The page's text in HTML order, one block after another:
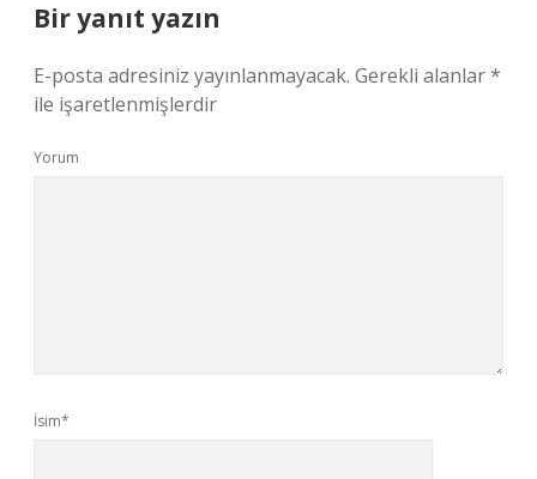
Bir yanıt yazın
E-posta adresiniz yayınlanmayacak. Gerekli alanlar*
ile işaretlenmişlerdir
Yorum
İsim*